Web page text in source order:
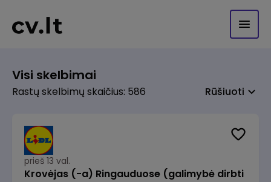
Visi skelbimai
Rastų skelbimų skaičius: 586 Rūšiuoti
prieš 13 val.
Krovėjas (-a) Ringauduose (galimybė dirbti